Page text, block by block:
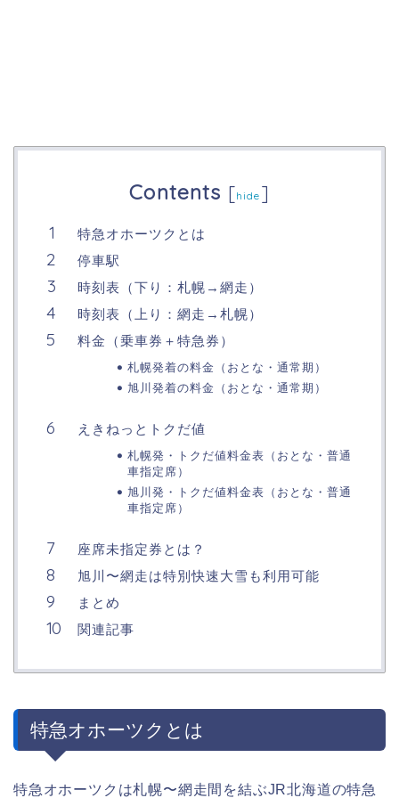
Contents [hide ]
特急オホーツクとは
停車駅
時刻表（下り：札幌→網走）
時刻表（上り：網走→札幌）
料金（乗車券＋特急券）
札幌発着の料金（おとな・通常期）
旭川発着の料金（おとな・通常期）
えきねっとトクだ値
札幌発・トクだ値料金表（おとな・普通
車指定席）
旭川発・トクだ値料金表（おとな・普通
車指定席）
座席未指定券とは？
旭川〜網走は特別快速大雪も利用可能
まとめ
関連記事
特急オホーツクとは
特急オホーツクは札幌〜網走間を結ぶJR北海道の特急